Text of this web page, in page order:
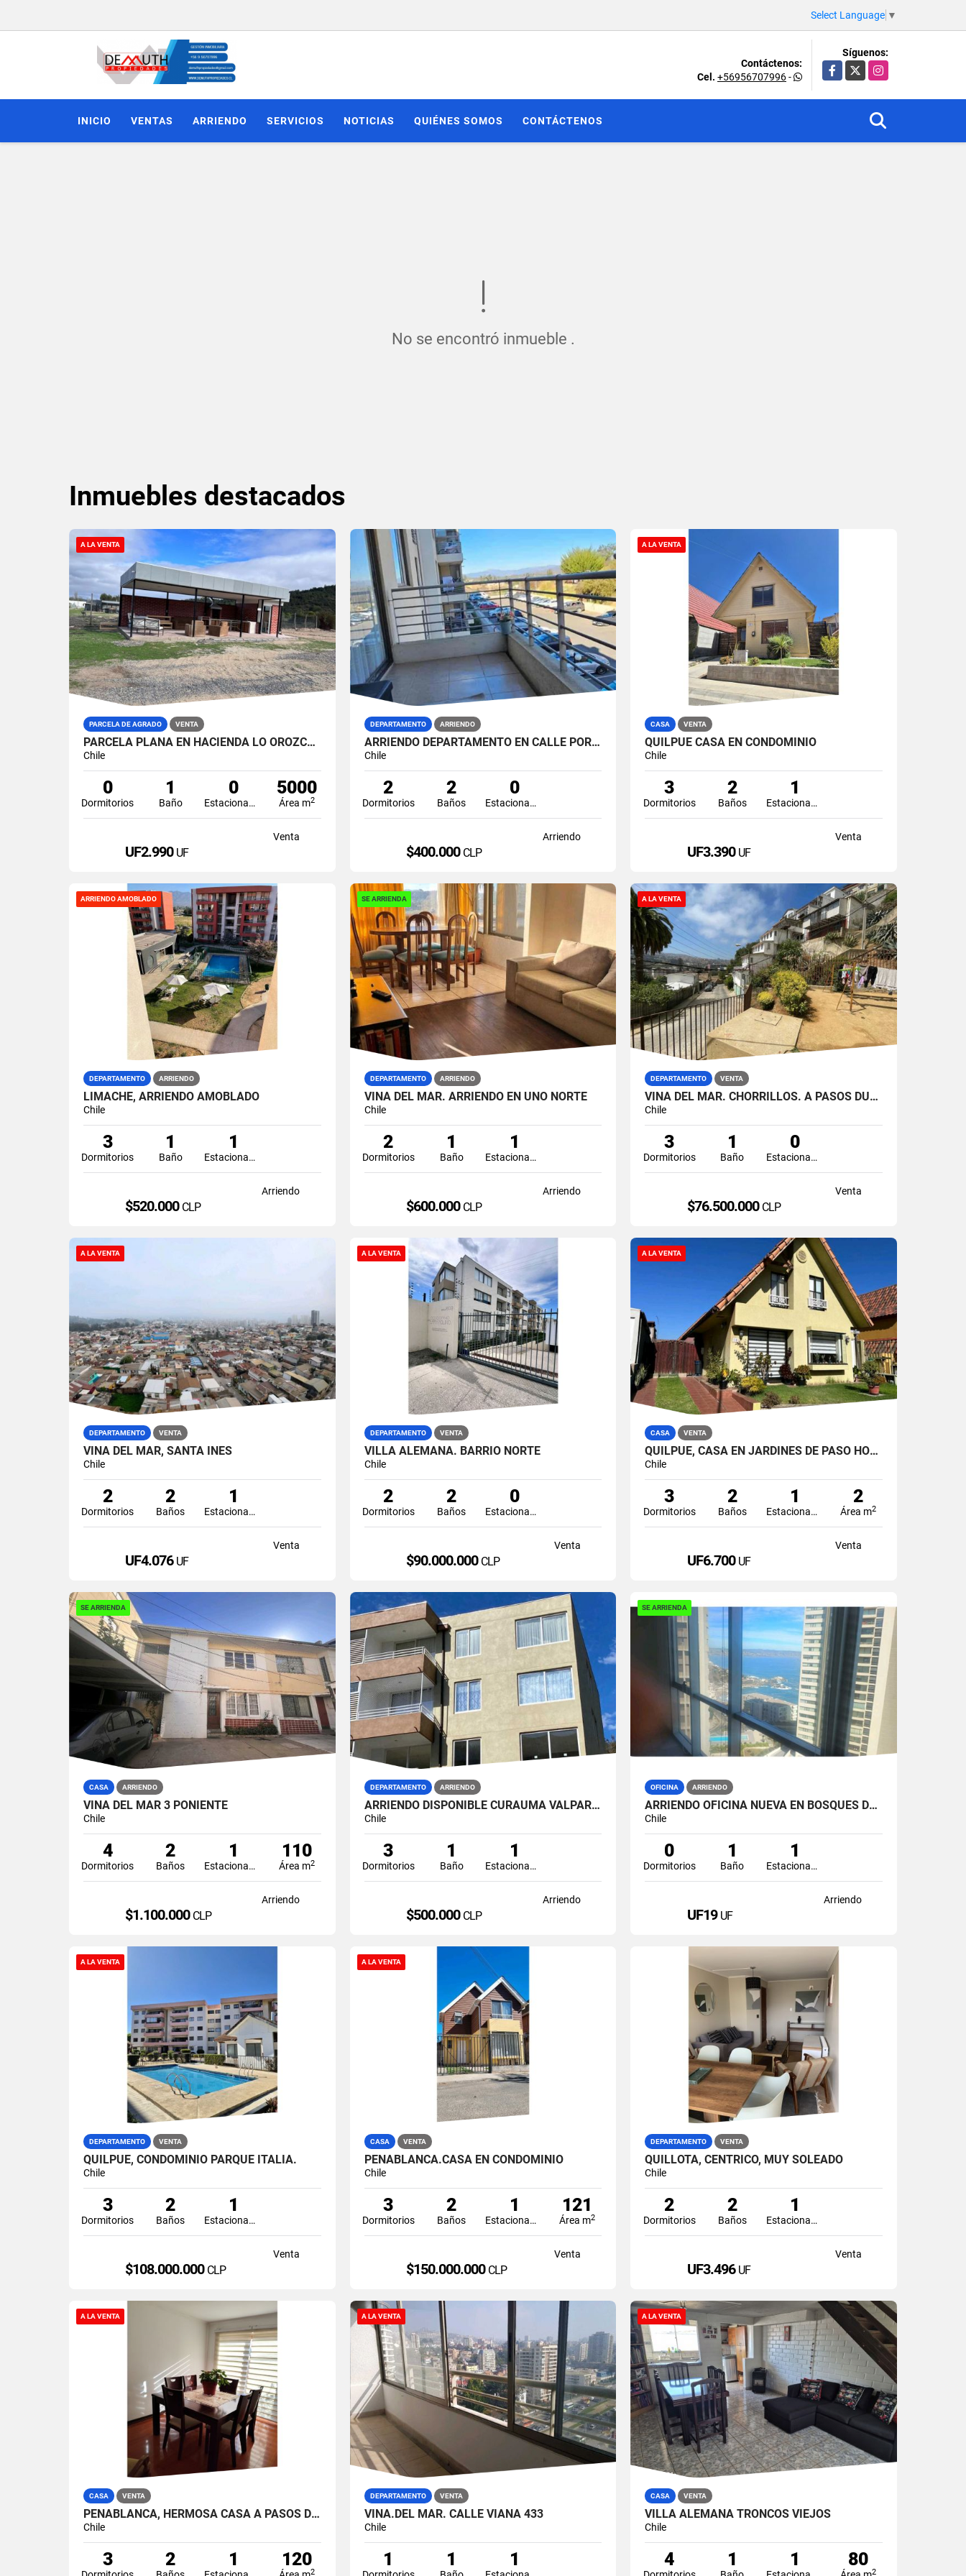
Select Language ▼
Contáctenos:
Cel. +56956707996-
Síguenos:
Facebook
X Instagram
INICIO VENTAS ARRIENDO SERVICIOS NOTICIAS QUIÉNES SOMOS CONTÁCTENOS
No se encontró inmueble .
Inmuebles destacados
A LA VENTA
PARCELA DE AGRADO VENTA
PARCELA PLANA EN HACIENDA LO OROZCO. CUENTA CON QUINCHO
Chile
0
Dormitorios
1
Baño
0
Estacionamiento
5000
Área m2
Venta
UF2.990 UF
DEPARTAMENTO ARRIENDO
ARRIENDO DEPARTAMENTO EN CALLE PORTILLO ALTO QUILPUE
Chile
2
Dormitorios
2
Baños
0
Estacionamiento
Arriendo
$400.000 CLP
A LA VENTA
CASA VENTA
QUILPUE CASA EN CONDOMINIO
Chile
3
Dormitorios
2
Baños
1
Estacionamiento
Venta
UF3.390 UF
ARRIENDO AMOBLADO
DEPARTAMENTO ARRIENDO
LIMACHE, ARRIENDO AMOBLADO
Chile
3
Dormitorios
1
Baño
1
Estacionamiento
Arriendo
$520.000 CLP
SE ARRIENDA
DEPARTAMENTO ARRIENDO
VIÑA DEL MAR. ARRIENDO EN UNO NORTE
Chile
2
Dormitorios
1
Baño
1
Estacionamiento
Arriendo
$600.000 CLP
A LA VENTA
DEPARTAMENTO VENTA
VIÑA DEL MAR. CHORRILLOS. A PASOS DUOC
Chile
3
Dormitorios
1
Baño
0
Estacionamiento
Venta
$76.500.000 CLP
A LA VENTA
DEPARTAMENTO VENTA
VIÑA DEL MAR, SANTA INES
Chile
2
Dormitorios
2
Baños
1
Estacionamiento
Venta
UF4.076 UF
A LA VENTA
DEPARTAMENTO VENTA
VILLA ALEMANA. BARRIO NORTE
Chile
2
Dormitorios
2
Baños
0
Estacionamiento
Venta
$90.000.000 CLP
A LA VENTA
CASA VENTA
QUILPUE, CASA EN JARDINES DE PASO HONDO
Chile
3
Dormitorios
2
Baños
1
Estacionamiento
2
Área m2
Venta
UF6.700 UF
SE ARRIENDA
CASA ARRIENDO
VIÑA DEL MAR 3 PONIENTE
Chile
4
Dormitorios
2
Baños
1
Estacionamiento
110
Área m2
Arriendo
$1.100.000 CLP
DEPARTAMENTO ARRIENDO
ARRIENDO DISPONIBLE CURAUMA VALPARAÍSO
Chile
3
Dormitorios
1
Baño
1
Estacionamiento
Arriendo
$500.000 CLP
SE ARRIENDA
OFICINA ARRIENDO
ARRIENDO OFICINA NUEVA EN BOSQUES DE MONTEMAR
Chile
0
Dormitorios
1
Baño
1
Estacionamiento
Arriendo
UF19 UF
A LA VENTA
DEPARTAMENTO VENTA
QUILPUE, CONDOMINIO PARQUE ITALIA.
Chile
3
Dormitorios
2
Baños
1
Estacionamiento
Venta
$108.000.000 CLP
A LA VENTA
CASA VENTA
PEÑABLANCA.CASA EN CONDOMINIO
Chile
3
Dormitorios
2
Baños
1
Estacionamiento
121
Área m2
Venta
$150.000.000 CLP
DEPARTAMENTO VENTA
QUILLOTA, CENTRICO, MUY SOLEADO
Chile
2
Dormitorios
2
Baños
1
Estacionamiento
Venta
UF3.496 UF
A LA VENTA
CASA VENTA
PEÑABLANCA, HERMOSA CASA A PASOS DEL HOSPITAL
Chile
3 2 1 120
2
A LA VENTA
DEPARTAMENTO VENTA
VIÑA.DEL MAR. CALLE VIANA 433
Chile
1 1 1
A LA VENTA
CASA VENTA
VILLA ALEMANA TRONCOS VIEJOS
Chile
4 1 1 80
2